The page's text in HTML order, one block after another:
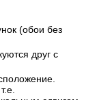
(обои без
друг с